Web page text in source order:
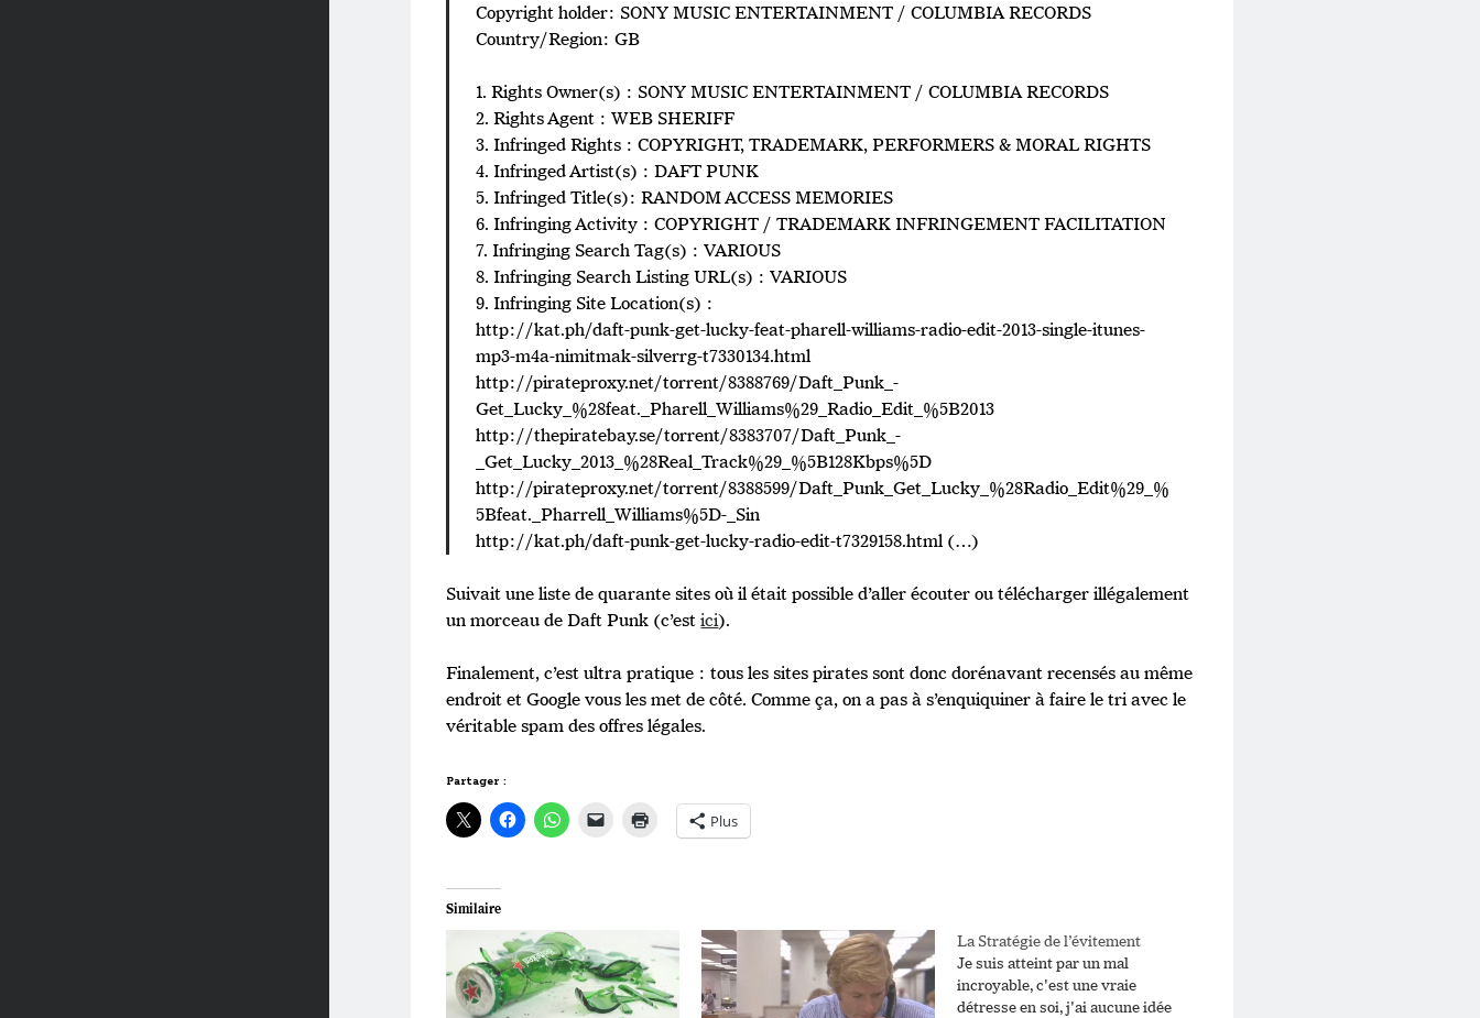
Copyright holder: SONY MUSIC ENTERTAINMENT / COLUMBIA RECORDS
Country/Region: GB
1. Rights Owner(s) : SONY MUSIC ENTERTAINMENT / COLUMBIA RECORDS
2. Rights Agent : WEB SHERIFF
3. Infringed Rights : COPYRIGHT, TRADEMARK, PERFORMERS & MORAL RIGHTS
4. Infringed Artist(s) : DAFT PUNK
5. Infringed Title(s): RANDOM ACCESS MEMORIES
6. Infringing Activity : COPYRIGHT / TRADEMARK INFRINGEMENT FACILITATION
7. Infringing Search Tag(s) : VARIOUS
8. Infringing Search Listing URL(s) : VARIOUS
9. Infringing Site Location(s) :
http://kat.ph/daft-punk-get-lucky-feat-pharell-williams-radio-edit-2013-single-itunes-
mp3-m4a-nimitmak-silverrg-t7330134.html
http://pirateproxy.net/torrent/8388769/Daft_Punk_-
Get_Lucky_%28feat._Pharell_Williams%29_Radio_Edit_%5B2013
http://thepiratebay.se/torrent/8383707/Daft_Punk_-
_Get_Lucky_2013_%28Real_Track%29_%5B128Kbps%5D
http://pirateproxy.net/torrent/8388599/Daft_Punk_Get_Lucky_%28Radio_Edit%29_%
5Bfeat._Pharrell_Williams%5D-_Sin
http://kat.ph/daft-punk-get-lucky-radio-edit-t7329158.html (…)
Suivait une liste de quarante sites où il était possible d’aller écouter ou télécharger illégalement
un morceau de Daft Punk (c’estici).
Finalement, c’est ultra pratique : tous les sites pirates sont donc dorénavant recensés au même
endroit et Google vous les met de côté. Comme ça, on a pas à s’enquiquiner à faire le tri avec le
véritable spam des offres légales.
Partager :
Plus
Similaire
La Stratégie de l’évitement
Je suis atteint par un mal
incroyable, c'est une vraie
détresse en soi, j'ai aucune idée